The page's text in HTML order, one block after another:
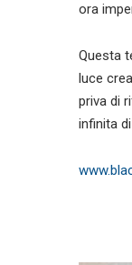
ora
Questa
luce
priva di
infinita